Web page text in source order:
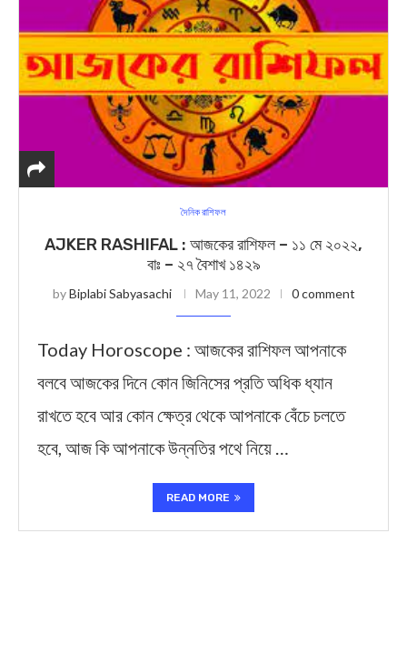
দৈনিক রাশিফল
AJKER RASHIFAL : আজকের রাশিফল – ১১ মে ২০২২,
বাঃ – ২৭ বৈশাখ ১৪২৯
byBiplabi Sabyasachi May 11, 2022 0 comment
Today Horoscope : আজকের রাশিফল আপনাকে
বলবে আজকের দিনে কোন জিনিসের প্রতি অধিক ধ্যান
রাখতে হবে আর কোন ক্ষেত্র থেকে আপনাকে বেঁচে চলতে
হবে, আজ কি আপনাকে উন্নতির পথে নিয়ে …
READ MORE